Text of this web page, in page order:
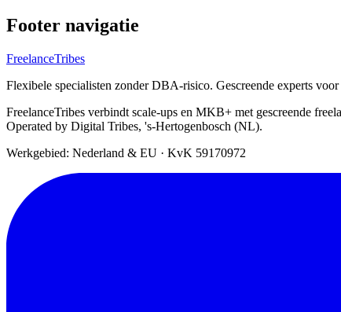
Footer navigatie
FreelanceTribes
Flexibele specialisten zonder DBA-risico. Gescreende experts
FreelanceTribes verbindt scale-ups en MKB+ met gescreende
Operated by Digital Tribes, 's-Hertogenbosch (NL).
Werkgebied: Nederland & EU · KvK 59170972